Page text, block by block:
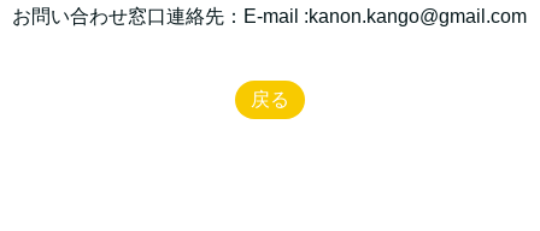
お問い合わせ窓口連絡先：E-mail :kanon.kango@gmail.com
戻る